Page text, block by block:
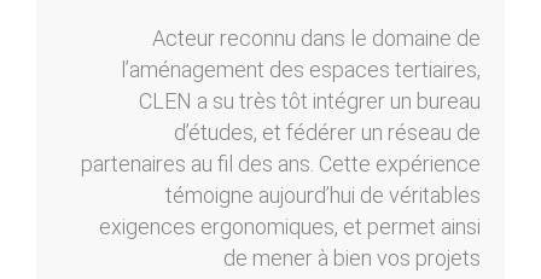
Acteur reconnu dans le domaine de
l’aménagement des espaces tertiaires,
CLEN a su très tôt intégrer un bureau
d’études, et fédérer un réseau de
partenaires au fil des ans. Cette expérience
témoigne aujourd’hui de véritables
exigences ergonomiques, et permet ainsi
de mener à bien vos projets